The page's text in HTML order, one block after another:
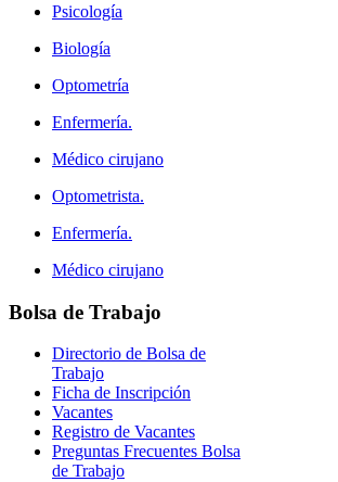
Psicología
Biología
Optometría
Enfermería.
Médico cirujano
Optometrista.
Enfermería.
Médico cirujano
Bolsa de Trabajo
Directorio de Bolsa de
Trabajo
Ficha de Inscripción
Vacantes
Registro de Vacantes
Preguntas Frecuentes Bolsa
de Trabajo